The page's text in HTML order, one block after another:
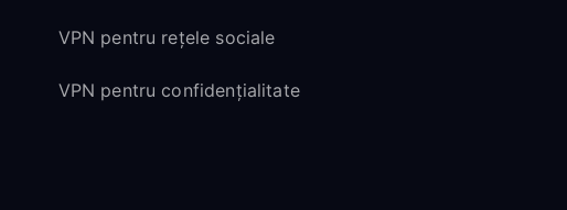
VPN pentru rețele sociale
VPN pentru confidențialitate